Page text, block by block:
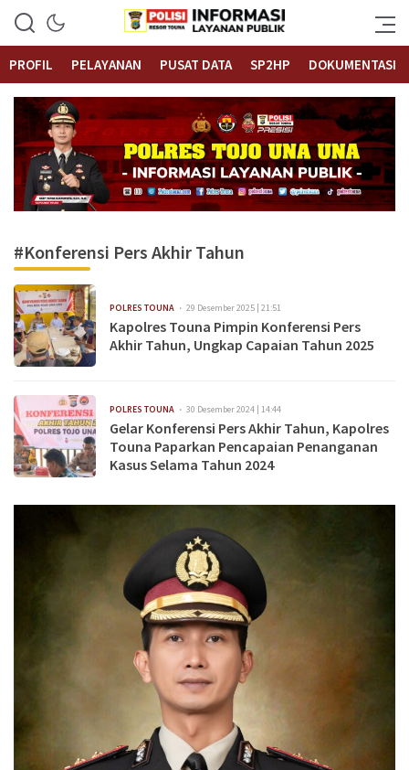
Polrestouna.com
Informasi Layanan Publik
PROFIL
PELAYANAN PUSAT DATA SP2HP DOKUMENTASI
#Konferensi Pers Akhir Tahun
POLRES TOUNA 29 Desember 2025 | 21:51
Kapolres Touna Pimpin Konferensi Pers
Akhir Tahun, Ungkap Capaian Tahun 2025
POLRES TOUNA 30 Desember 2024 | 14:44
Gelar Konferensi Pers Akhir Tahun, Kapolres
Touna Paparkan Pencapaian Penanganan
Kasus Selama Tahun 2024